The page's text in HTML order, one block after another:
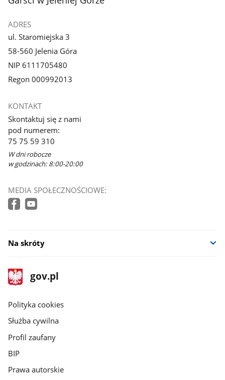
ADRES
ul. Staromiejska 3
58-560 Jelenia Góra
NIP 6111705480
Regon 000992013
KONTAKT
Skontaktuj się z nami
pod numerem:
75 75 59 310
W dni robocze
w godzinach: 8:00-20:00
MEDIA SPOŁECZNOŚCIOWE:
Na skróty
stopka
gov.pl
Strona
gov.pl
gov.pl
Polityka cookies
Służba cywilna
Profil zaufany
BIP
Prawa autorskie